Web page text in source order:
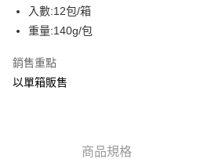
【關於「AFTEE先享後付」】
便利好安心！
２．便利：只要手機號碼，簡訊認證，即可結
３．安心：先確認商品／服務後，再付款。
２．訂單成立數日內，您將收到繳費通知簡訊
ATM付款
運送方式
入數:12包/箱
重量:140g/包
銷售重點
以單箱販售
商品規格